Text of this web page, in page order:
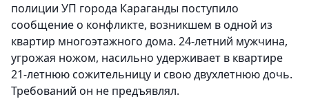
полиции УП города Караганды поступило
сообщение о конфликте, возникшем в одной из
квартир многоэтажного дома. 24-летний мужчина,
угрожая ножом, насильно удерживает в квартире
21-летнюю сожительницу и свою двухлетнюю дочь.
Требований он не предъявлял.